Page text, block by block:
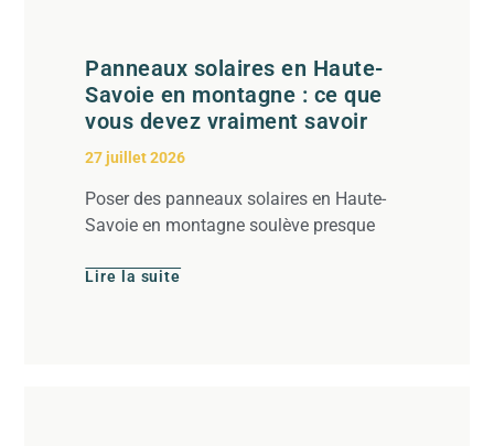
Panneaux solaires en Haute-
Savoie en montagne : ce que
vous devez vraiment savoir
27 juillet 2026
Poser des panneaux solaires en Haute-
Savoie en montagne soulève presque
Lire la suite